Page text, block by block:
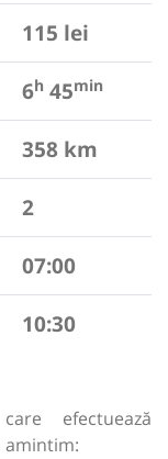
115 lei
6h 45min
358 km
2
07:00
10:30
efectuează
amintim: